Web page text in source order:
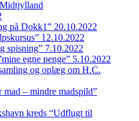
på Dokk1” 20.10.2022
12.10.2022
spisning” 7.10.2022
egne penge” 5.10.2022
og oplæg om H.C.
– mindre madspild”
kreds “Udflugt til